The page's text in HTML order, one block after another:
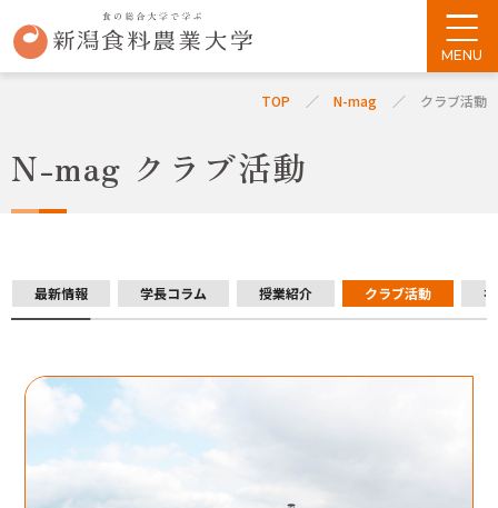
TOP N-mag クラブ活動
N-mag クラブ活動
最新情報 学長コラム 授業紹介 クラブ活動